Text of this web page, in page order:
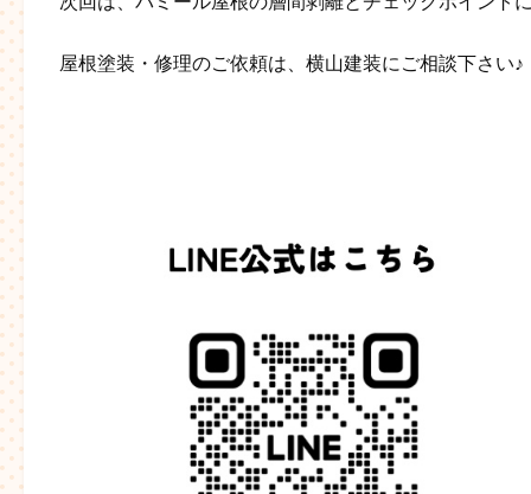
屋根塗装・修理のご依頼は、横山建装にご相談下さい♪